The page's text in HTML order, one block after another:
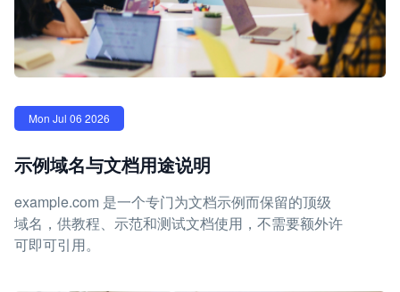
Mon Jul 06 2026
示例域名与文档用途说明
example.com 是一个专门为文档示例而保留的顶级
域名，供教程、示范和测试文档使用，不需要额外许
可即可引用。